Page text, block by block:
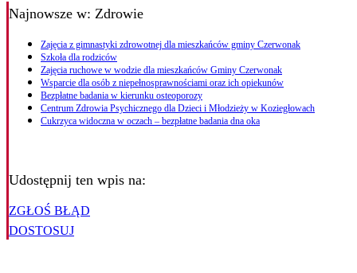
Najnowsze w: Zdrowie
Zajęcia z gimnastyki zdrowotnej dla mieszkańców gminy Czerwonak
Szkoła dla rodziców
Zajęcia ruchowe w wodzie dla mieszkańców Gminy Czerwonak
Wsparcie dla osób z niepełnosprawnościami oraz ich opiekunów
Bezpłatne badania w kierunku osteoporozy
Centrum Zdrowia Psychicznego dla Dzieci i Młodzieży w Koziegłowach
Cukrzyca widoczna w oczach – bezpłatne badania dna oka
Udostępnij ten wpis na:
ZGŁOŚ BŁĄD
DOSTOSUJ